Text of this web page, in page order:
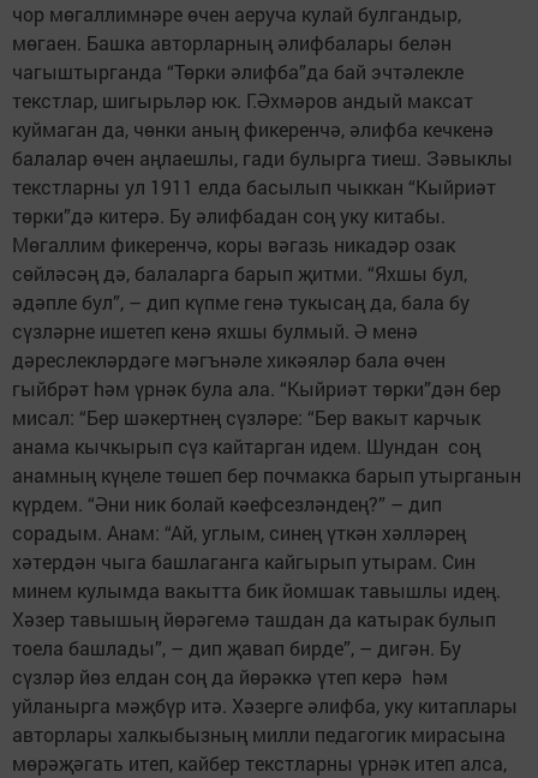
чор мөгаллимнәре өчен аеруча кулай булгандыр,
мөгаен. Башка авторларның әлифбалары белән
чагыштыр­ганда “Төрки әлифба”да бай эчтәлекле
текстлар, шигырьләр юк. Г.Әхмәров андый максат
куймаган да, чөнки аның фикеренчә, әлифба кечкенә
балалар өчен аңлаешлы, гади булырга тиеш. Зәвыклы
текстларны ул 1911 елда басылып чыккан “Кыйриәт
төрки”дә китерә. Бу әлифбадан соң уку китабы.
Мөгаллим фикеренчә, коры вәгазь никадәр озак
сөйләсәң дә, балаларга барып җитми. “Яхшы бул,
әдәпле бул”, – дип күпме генә тукысаң да, бала бу
сүзләрне ишетеп кенә яхшы булмый. Ә менә
дәреслекләрдәге мәгънәле хикәяләр бала өчен
гыйбрәт hәм үрнәк була ала. “Кыйриәт төрки”дән бер
мисал: “Бер шәкертнең сүзләре: “Бер вакыт карчык
анама кычкырып сүз кайтарган идем. Шундан соң
анамның күңеле төшеп бер почмакка барып утырганын
күрдем. “Әни ник болай кәефсезлән­дең?” – дип
сорадым. Анам: “Ай, углым, синең үткән хәлләрең
хәтердән чыга башлаганга кайгырып утырам. Син
минем кулымда вакытта бик йомшак тавышлы идең.
Хәзер тавышың йөрәгемә ташдан да катырак булып
тоела башлады”, – дип җавап бирде”, – дигән. Бу
сүзләр йөз елдан соң да йөрәккә үтеп керә hәм
уйланырга мәҗбүр итә. Хәзерге әлифба, уку китаплары
авторлары халкыбызның милли педагогик мирасына
мөрәҗәгать итеп, кайбер текстларны үрнәк итеп алса,